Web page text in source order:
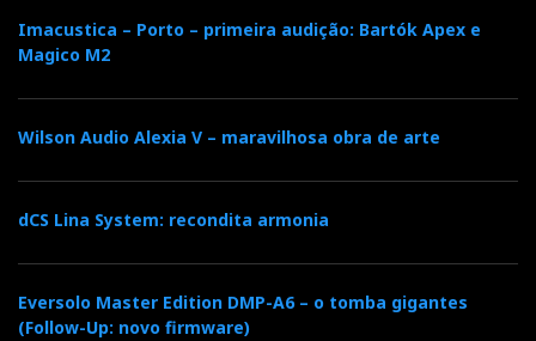
Imacustica – Porto – primeira audição: Bartók Apex e
Magico M2
Wilson Audio Alexia V – maravilhosa obra de arte
dCS Lina System: recondita armonia
Eversolo Master Edition DMP-A6 – o tomba gigantes
(Follow-Up: novo firmware)